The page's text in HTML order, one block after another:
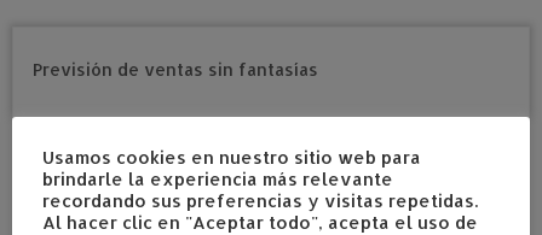
Usamos cookies en nuestro sitio web para
brindarle la experiencia más relevante
recordando sus preferencias y visitas repetidas.
Al hacer clic en "Aceptar todo", acepta el uso de